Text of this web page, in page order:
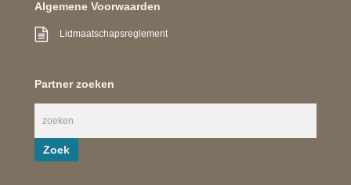
Algemene Voorwaarden
Lidmaatschapsreglement
Partner zoeken